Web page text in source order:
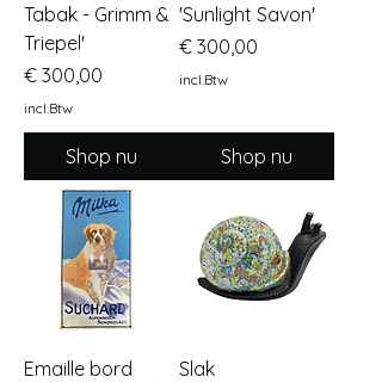
Tabak - Grimm &
Triepel'
Prijs
€ 300,00
incl.Btw
Shop nu
'Sunlight Savon'
Prijs
€ 300,00
incl.Btw
Shop nu
Emaille bord
Slak